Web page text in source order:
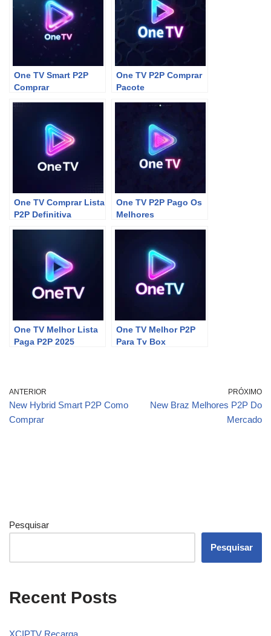
One TV Smart P2P
Comprar
One TV P2P Comprar
Pacote
One TV Comprar Lista
P2P Definitiva
One TV P2P Pago Os
Melhores
One TV Melhor Lista
Paga P2P 2025
One TV Melhor P2P
Para Tv Box
ANTERIOR
New Hybrid Smart P2P Como
Comprar
PRÓXIMO
New Braz Melhores P2P Do
Mercado
Pesquisar
Pesquisar
Recent Posts
XCIPTV Recarga